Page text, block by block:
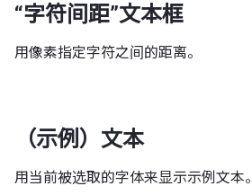
“字符间距”文本框
用像素指定字符之间的距离。
（示例）文本
用当前被选取的字体来显示示例文本。